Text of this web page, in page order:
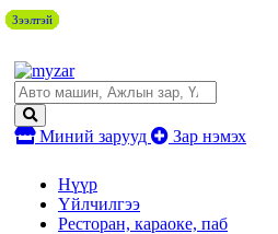
Миний зарууд Зар нэмэх
Нүүр
Үйлчилгээ
Ресторан, караоке, паб
Зээлтэй
Зээлтэй
Зээлтэй
Зээлтэй
Зээлтэй
Зээлтэй
Зээлтэй
Зээлтэй
Зээлтэй